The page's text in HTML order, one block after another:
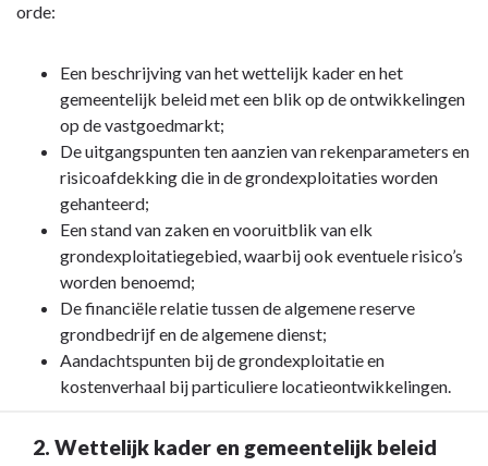
paragraaf?
orde:
Een beschrijving van het wettelijk kader en het
gemeentelijk beleid met een blik op de ontwikkelingen
op de vastgoedmarkt;
De uitgangspunten ten aanzien van rekenparameters en
risicoafdekking die in de grondexploitaties worden
gehanteerd;
Een stand van zaken en vooruitblik van elk
grondexploitatiegebied, waarbij ook eventuele risico’s
worden benoemd;
De financiële relatie tussen de algemene reserve
grondbedrijf en de algemene dienst;
Aandachtspunten bij de grondexploitatie en
kostenverhaal bij particuliere locatieontwikkelingen.
2. Wettelijk kader en gemeentelijk beleid